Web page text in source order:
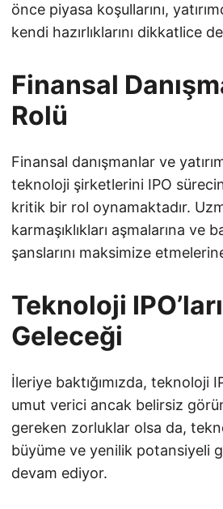
önce piyasa koşullarını,
kendi hazırlıklarını dikkatlice
Finansal
Rolü
Finansal danışmanlar ve
teknoloji şirketlerini IPO
kritik bir rol oynamaktadır.
karmaşıklıkları aşmalarına ve
şanslarını maksimize
Teknoloji
Geleceği
İleriye baktığımızda, teknoloji
umut verici ancak belirsiz
gereken zorluklar olsa da,
büyüme ve yenilik potansiyeli
devam ediyor.